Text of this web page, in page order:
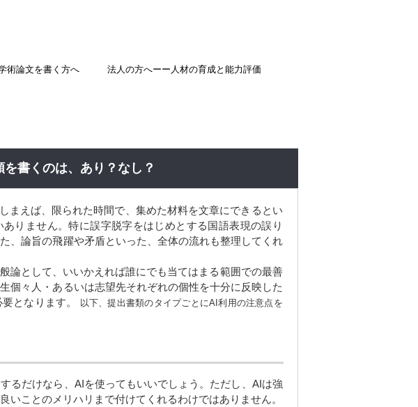
術論文を書く方へ 法人の方へーー人材の育成と能力評価
書くのは、あり？なし？
まえば、限られた時間で、集めた材料を文章にできるとい
りません。特に誤字脱字をはじめとする国語表現の誤り
、論旨の飛躍や矛盾といった、全体の流れも整理してくれ
論として、いいかえれば誰にでも当てはまる範囲での最善
個々人・あるいは志望先それぞれの個性を十分に反映した
となります。
以下、提出書類のタイプごとにAI利用の注意点を
るだけなら、AIを使ってもいいでしょう。ただし、AIは強
いことのメリハリまで付けてくれるわけではありません。